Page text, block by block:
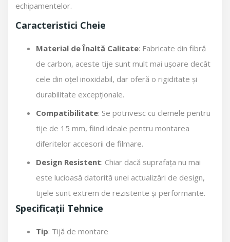
echipamentelor.
Caracteristici Cheie
Material de Înaltă Calitate: Fabricate din fibră
de carbon, aceste tije sunt mult mai ușoare decât
cele din oțel inoxidabil, dar oferă o rigiditate și
durabilitate excepționale.
Compatibilitate: Se potrivesc cu clemele pentru
tije de 15 mm, fiind ideale pentru montarea
diferitelor accesorii de filmare.
Design Resistent: Chiar dacă suprafața nu mai
este lucioasă datorită unei actualizări de design,
tijele sunt extrem de rezistente și performante.
Specificații Tehnice
Tip: Tijă de montare